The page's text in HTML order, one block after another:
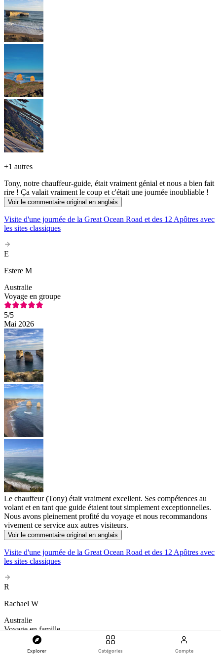
Explorer Catégories Compte
+1 autres
Tony, notre chauffeur-guide, était vraiment génial et nous a bien fait
rire ! Ça valait vraiment le coup et c'était une journée inoubliable !
Voir le commentaire original en anglais
Visite d'une journée de la Great Ocean Road et des 12 Apôtres avec
les sites classiques
E
Estere M
Australie
Voyage en groupe
5/5
Mai 2026
Le chauffeur (Tony) était vraiment excellent. Ses compétences au
volant et en tant que guide étaient tout simplement exceptionnelles.
Nous avons pleinement profité du voyage et nous recommandons
vivement ce service aux autres visiteurs.
Voir le commentaire original en anglais
Visite d'une journée de la Great Ocean Road et des 12 Apôtres avec
les sites classiques
R
Rachael W
Australie
Voyage en famille